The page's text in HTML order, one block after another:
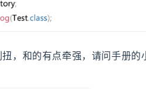
，和的有点牵强，请问手册